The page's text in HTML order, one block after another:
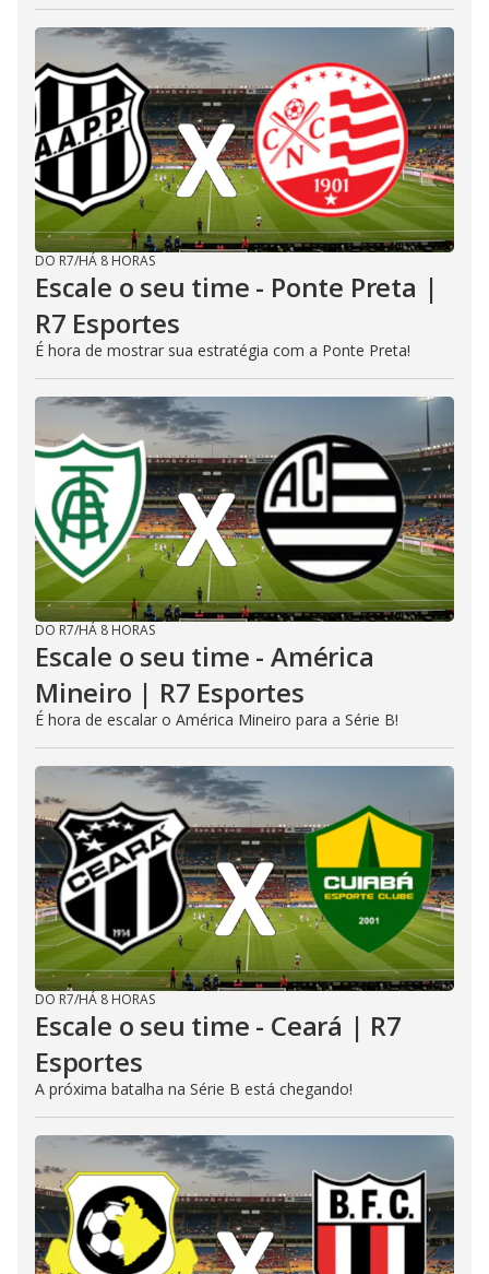
DO R7/HÁ 8 HORAS
Escale o seu time - Ponte Preta |
R7 Esportes
É hora de mostrar sua estratégia com a Ponte Preta!
DO R7/HÁ 8 HORAS
Escale o seu time - América
Mineiro | R7 Esportes
É hora de escalar o América Mineiro para a Série B!
DO R7/HÁ 8 HORAS
Escale o seu time - Ceará | R7
Esportes
A próxima batalha na Série B está chegando!